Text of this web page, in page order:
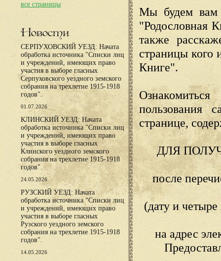
все страницы
Новости
СЕРПУХОВСКИЙ УЕЗД: Начата
обработка источника "Списки лиц
и учреждений, имеющих право
участия в выборе гласных
Серпуховского уездного земского
собрания на трехлетие 1915-1918
годов".
01.07.2026
КЛИНСКИЙ УЕЗД: Начата
обработка источника "Списки лиц
и учреждений, имеющих право
участия в выборе гласных
Клинского уездного земского
собрания на трехлетие 1915-1918
годов".
24.05.2026
РУЗСКИЙ УЕЗД: Начата
обработка источника "Списки лиц
и учреждений, имеющих право
участия в выборе гласных
Рузского уездного земского
собрания на трехлетие 1915-1918
годов".
14.05.2026
Мы будем вам
"Родословная
также
страницы кого
Книге".
пользования
странице,
ДЛЯ
после
(дату и
на адрес